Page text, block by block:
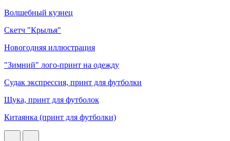
Волшебный кузнец
Скетч "Крылья"
Новогодняя иллюстрация
"Зимний" лого-принт на одежду
Судак экспрессия, принт для футболки
Щука, принт для футболок
Китаянка (принт для футболки)